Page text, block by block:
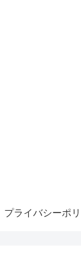
プライバシーポ